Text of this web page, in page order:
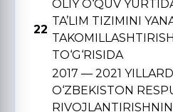
22
OLIY O‘QUV
TA’LIM TIZIMINI
TAKOMILLASHTIRISH
TO‘G‘RISIDA
2017 — 2021
O‘ZBЕKISTON